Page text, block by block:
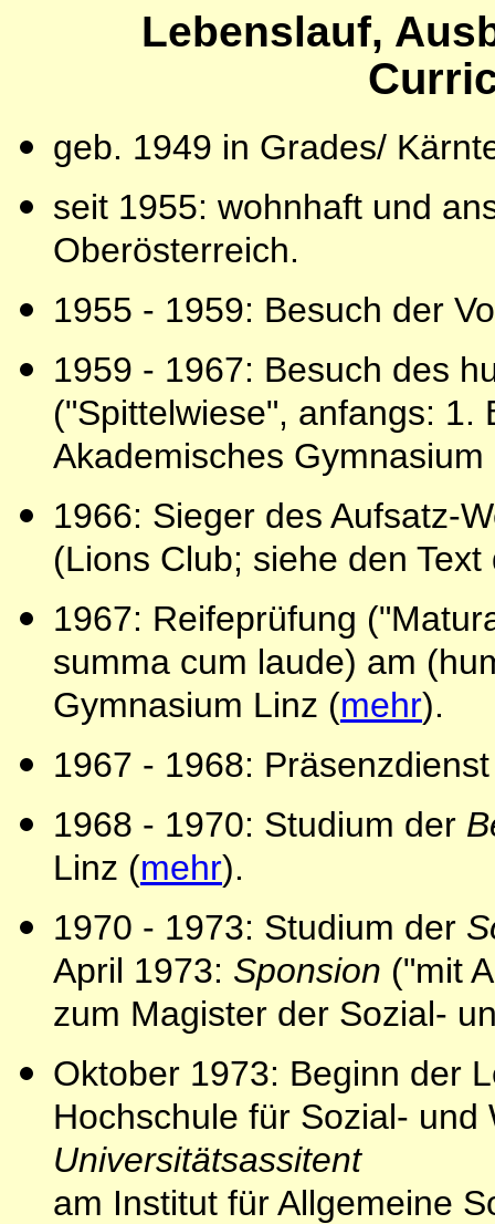
Lebenslauf,
geb. 1949 in Grades/
seit 1955: wohnhaft und
Oberösterreich.
1955 - 1959: Besuch der
1959 - 1967: Besuch des
("Spittelwiese", anfangs: 1.
Akademisches Gymnasium
1966: Sieger des Aufsatz-
(Lions Club; siehe den
1967: Reifeprüfung
summa cum laude) am
Gymnasium Linz (mehr).
1967 - 1968:
1968 - 1970: Studium der
Linz (mehr).
1970 - 1973: Studium der
April 1973: Sponsion ("mit
zum Magister der Sozial-
Oktober 1973: Beginn der
Hochschule für Sozial-
Universitätsassitent
am Institut für Allgemeine